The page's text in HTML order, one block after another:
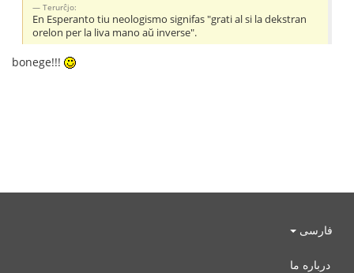
Terurĉjo:
En Esperanto tiu neologismo signifas "grati al si la dekstran
orelon per la liva mano aŭ inverse".
bonege!!!
فارسی
درباره ما